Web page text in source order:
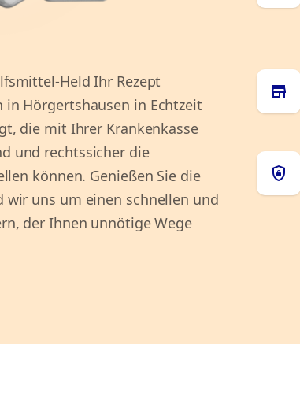
Held Ihr Rezept
Hörgertshausen in Echtzeit
die mit Ihrer Krankenkasse
und rechtssicher die
können. Genießen Sie die
wir uns um einen schnellen und
der Ihnen unnötige Wege
store
shield_lock